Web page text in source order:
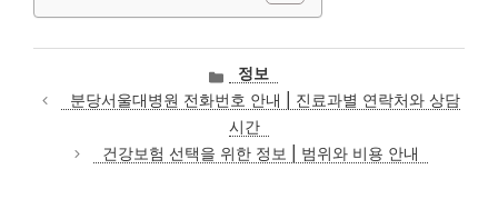
카
테
고
리
정보
분당서울대병원 전화번호 안내 | 진료과별 연락처와 상담
시간
건강보험 선택을 위한 정보 | 범위와 비용 안내